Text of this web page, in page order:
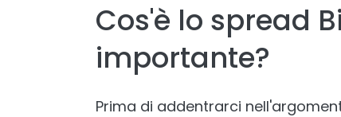
Cos'è lo spread
importante?
Prima di addentrarci